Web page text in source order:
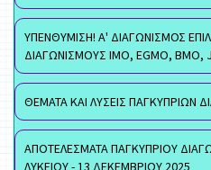
ΥΠΕΝΘΥΜΙΣΗ! Α' ΔΙΑΓΩΝΙΣΜΟΣ
ΔΙΑΓΩΝΙΣΜΟΥΣ ΙΜΟ, EGMO, ΒΜΟ,
ΘΕΜΑΤΑ ΚΑΙ ΛΥΣΕΙΣ ΠΑΓΚΥΠΡΙΩΝ
ΑΠΟΤΕΛΕΣΜΑΤΑ ΠΑΓΚΥΠΡΙΟΥ
ΛΥΚΕΙΟΥ - 13 ΔΕΚΕΜΒΡΙΟΥ 2025